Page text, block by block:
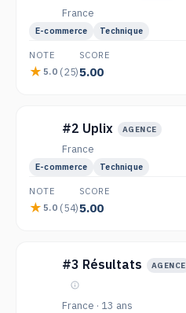
France
E-commerce Technique
NOTE
5.0 (25)
SCORE
5.00
#2 Uplix AGENCE
France
E-commerce Technique
NOTE
5.0 (54)
SCORE
5.00
#3 Résultats AGENCE
France · 13 ans